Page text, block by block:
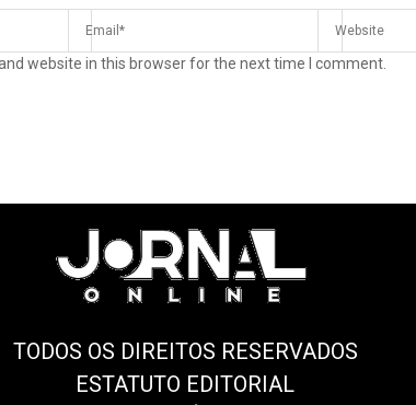
website in this browser for the next time I comment.
TODOS OS DIREITOS RESERVADOS
ESTATUTO EDITORIAL